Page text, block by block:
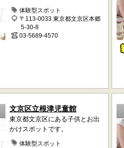
体験型スポット
〒113-0033 東京都文京区本郷
5-30-8
03-5689-4570
文京区立根津児童館
東京都文京区にある子供とお出
かけスポットです。
体験型スポット